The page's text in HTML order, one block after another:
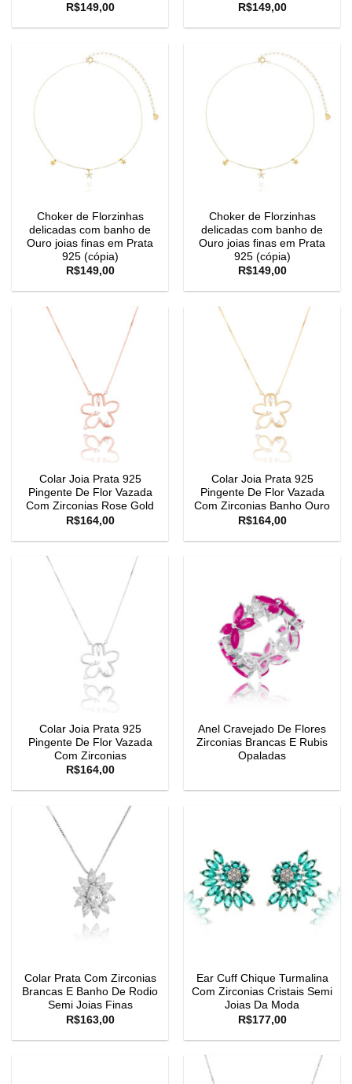
R$149,00
R$149,00
Choker de Florzinhas
delicadas com banho de
Ouro joias finas em Prata
925 (cópia)
R$149,00
Choker de Florzinhas
delicadas com banho de
Ouro joias finas em Prata
925 (cópia)
R$149,00
Colar Joia Prata 925
Pingente De Flor Vazada
Com Zirconias Rose Gold
R$164,00
Colar Joia Prata 925
Pingente De Flor Vazada
Com Zirconias Banho Ouro
R$164,00
Colar Joia Prata 925
Pingente De Flor Vazada
Com Zirconias
R$164,00
Anel Cravejado De Flores
Zirconias Brancas E Rubis
Opaladas
Colar Prata Com Zirconias
Brancas E Banho De Rodio
Semi Joias Finas
R$163,00
Ear Cuff Chique Turmalina
Com Zirconias Cristais Semi
Joias Da Moda
R$177,00